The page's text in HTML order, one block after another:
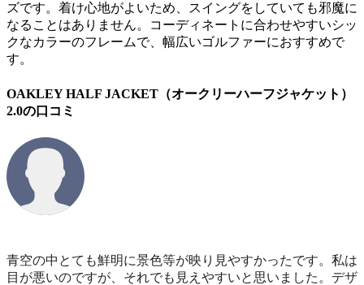
ズです。着け心地がよいため、スイングをしていても邪魔に
なることはありません。コーディネートに合わせやすいシッ
クなカラーのフレームで、幅広いゴルファーにおすすめで
す。
OAKLEY HALF JACKET（オークリーハーフジャケット）
2.0の口コミ
青空の中とても鮮明に景色等が映り見やすかったです。私は
目が悪いのですが、それでも見えやすいと思いました。デザ